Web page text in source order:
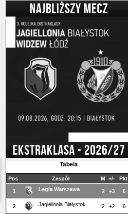
NAJBLIŻSZY MECZ
EKSTRAKLASA - 2026/27
Tabela
Pos Zespół M +/- Pkt
1 Legia Warszawa 2 +3 6
2 Jagiellonia Białystok 2 +2 6